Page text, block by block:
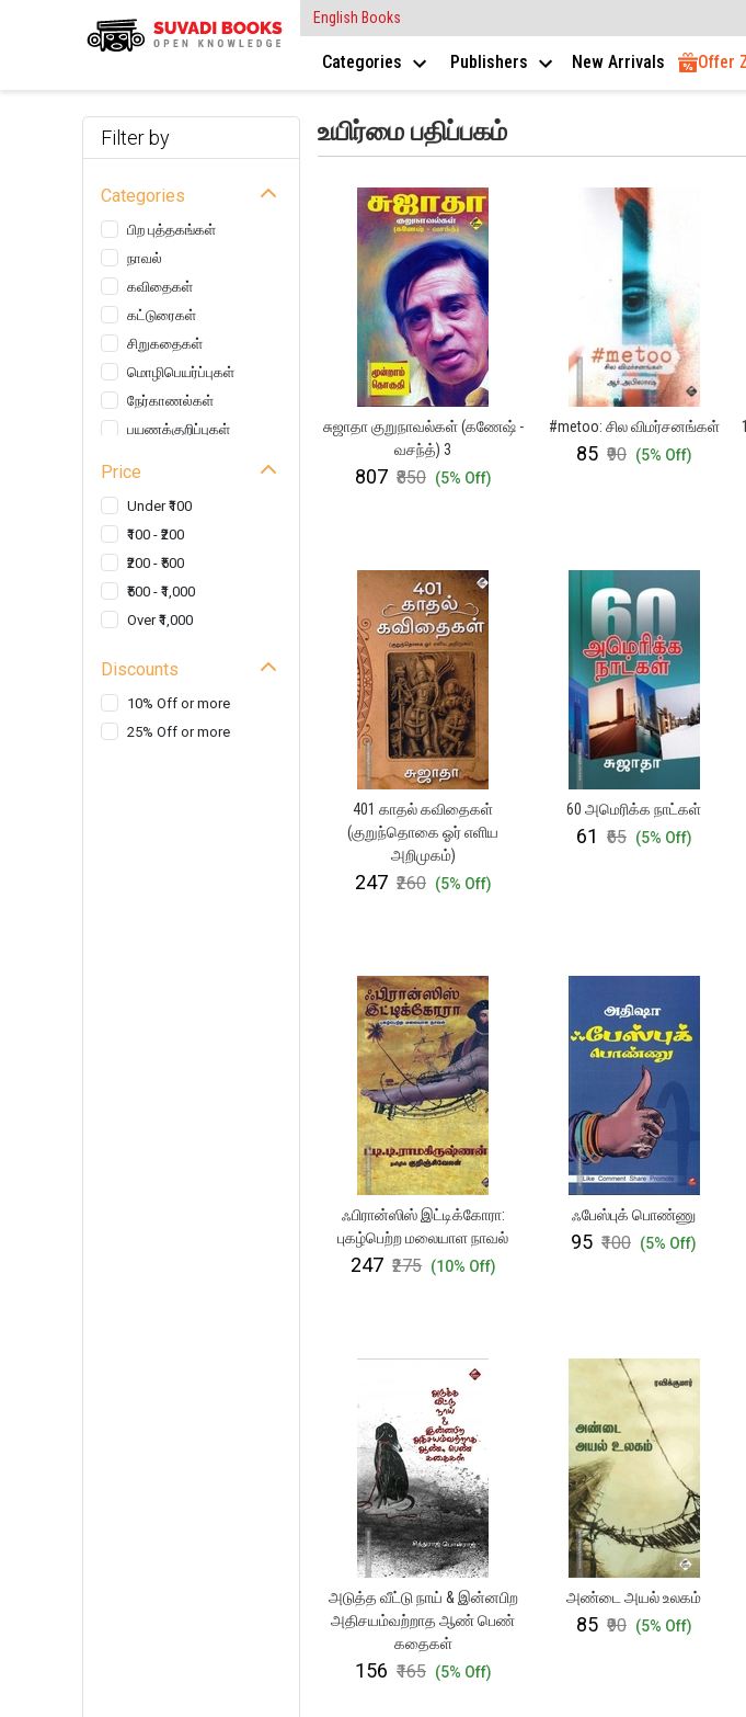
English Books
Categories Publishers New Arrivals Offer
Filter by
Categories
பிற புத்தகங்கள்
நாவல்
கவிதைகள்
கட்டுரைகள்
சிறுகதைகள்
மொழிபெயர்ப்புகள்
நேர்காணல்கள்
பயணக்குறிப்புகள்
கதைகள்
Price
Under ₹100
₹100 - ₹200
₹200 - ₹500
₹500 - ₹1,000
Over ₹1,000
Discounts
10% Off or more
25% Off or more
உயிர்மை பதிப்பகம்
சுஜாதா குறுநாவல்கள் (கணேஷ் -
வசந்த்) 3
₹807 ₹850 (5% Off)
#metoo: சில விமர்சனங்கள்
₹85 ₹90 (5% Off)
401 காதல் கவிதைகள்
(குறுந்தொகை ஓர் எளிய
அறிமுகம்)
₹247 ₹260 (5% Off)
60 அமெரிக்க நாட்கள்
₹61 ₹65 (5% Off)
ஃபிரான்ஸிஸ் இட்டிக்கோரா:
புகழ்பெற்ற மலையாள நாவல்
₹247 ₹275 (10% Off)
ஃபேஸ்புக் பொண்ணு
₹95 ₹100 (5% Off)
அடுத்த வீட்டு நாய் & இன்னபிற
அதிசயம்வற்றாத ஆண் பெண்
கதைகள்
₹156 ₹165 (5% Off)
அண்டை அயல் உலகம்
₹85 ₹90 (5% Off)